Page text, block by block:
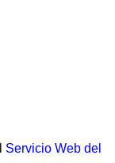
Servicio Web del